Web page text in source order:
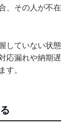
、その人が不在
していない状態
応漏れや納期遅
す。